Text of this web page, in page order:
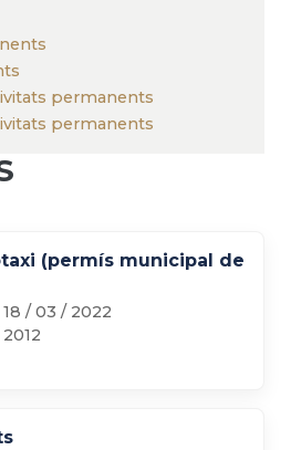
permanents
permanents
(permís municipal de
18 / 03 / 2022